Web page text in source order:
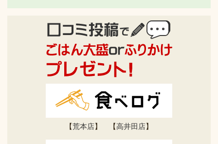
【荒本店】 【高井田店】